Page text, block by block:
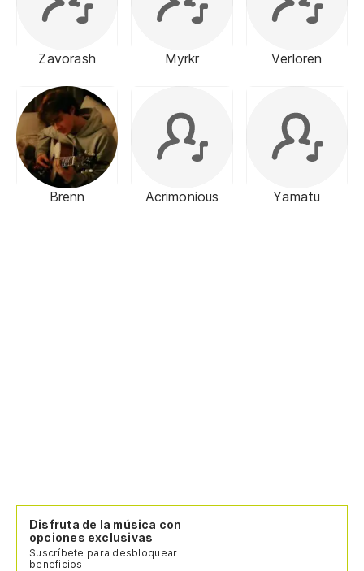
Zavorash Myrkr Verloren
Brenn Acrimonious Yamatu
Disfruta de la música con
opciones exclusivas
Suscríbete para desbloquear
beneficios.